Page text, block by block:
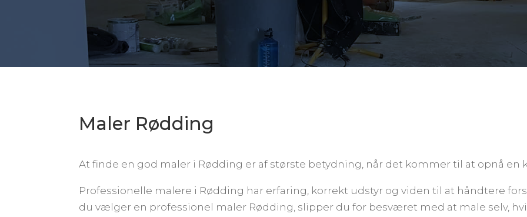
Maler Rødding
At finde en god maler i Rødding er af største betydning, når det kommer til at opnå en
Professionelle malere i Rødding har erfaring, korrekt udstyr og viden til at håndtere
du vælger en professionel maler Rødding, slipper du for besværet med at male selv,